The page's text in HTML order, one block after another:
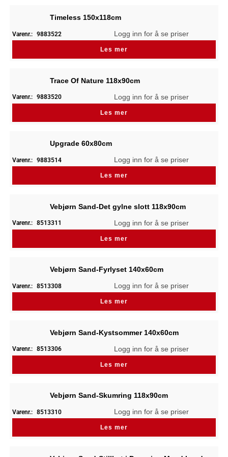
Timeless 150x118cm
Varenr.: 9883522 Logg inn for å se priser
Les mer
Trace Of Nature 118x90cm
Varenr.: 9883520 Logg inn for å se priser
Les mer
Upgrade 60x80cm
Varenr.: 9883514 Logg inn for å se priser
Les mer
Vebjørn Sand-Det gylne slott 118x90cm
Varenr.: 8513311 Logg inn for å se priser
Les mer
Vebjørn Sand-Fyrlyset 140x60cm
Varenr.: 8513308 Logg inn for å se priser
Les mer
Vebjørn Sand-Kystsommer 140x60cm
Varenr.: 8513306 Logg inn for å se priser
Les mer
Vebjørn Sand-Skumring 118x90cm
Varenr.: 8513310 Logg inn for å se priser
Les mer